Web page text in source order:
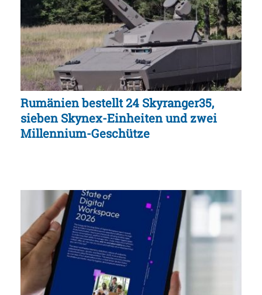
Rumänien bestellt 24 Skyranger35,
sieben Skynex-Einheiten und zwei
Millennium-Geschütze